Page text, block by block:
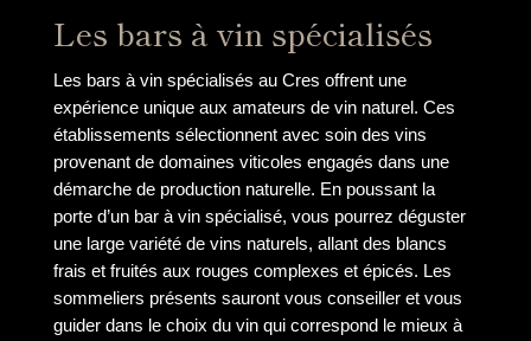
Les bars à vin spécialisés
Les bars à vin spécialisés au Cres offrent une
expérience unique aux amateurs de vin naturel. Ces
établissements sélectionnent avec soin des vins
provenant de domaines viticoles engagés dans une
démarche de production naturelle. En poussant la
porte d’un bar à vin spécialisé, vous pourrez déguster
une large variété de vins naturels, allant des blancs
frais et fruités aux rouges complexes et épicés. Les
sommeliers présents sauront vous conseiller et vous
guider dans le choix du vin qui correspond le mieux à